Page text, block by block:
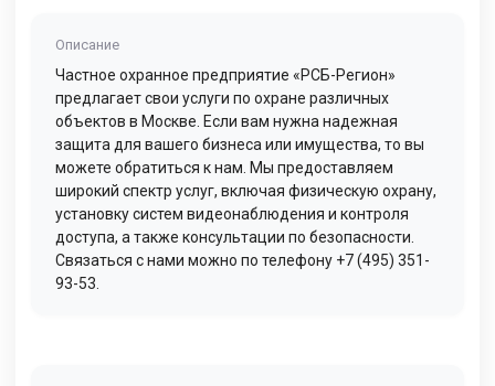
Описание
Частное охранное предприятие «РСБ-Регион»
предлагает свои услуги по охране различных
объектов в Москве. Если вам нужна надежная
защита для вашего бизнеса или имущества, то вы
можете обратиться к нам. Мы предоставляем
широкий спектр услуг, включая физическую охрану,
установку систем видеонаблюдения и контроля
доступа, а также консультации по безопасности.
Связаться с нами можно по телефону +7 (495) 351-
93-53.